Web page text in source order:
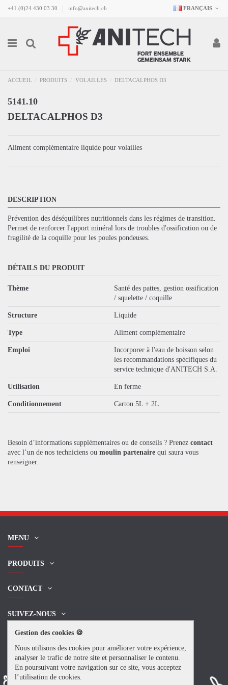
+41 (0)24 430 03 30 info@anitech.ch FRANÇAIS
ACCUEIL PRODUITS VOLAILLES DELTACALPHOS D3
5141.10
DELTACALPHOS D3
Aliment complémentaire liquide pour volailles
DESCRIPTION
Prévention des déséquilibres nutritionnels dans les régimes de transition.
Permet de renforcer l'apport minéral lors de troubles d'ossification ou de
fragilité de la coquille pour les poules pondeuses.
DÉTAILS DU PRODUIT
Thème
Santé des pattes, gestion ossification
/ squelette / coquille
Structure Liquide
Type Aliment complémentaire
Emploi
Incorporer à l'eau de boisson selon
les recommandations spécifiques du
service technique d'ANITECH S.A.
Utilisation En ferme
Conditionnement Carton 5L + 2L
Besoin d’informations supplémentaires ou de conseils ? Prenez contact
avec l’un de nos techniciens ou moulin partenaire qui saura vous
renseigner.
MENU
PRODUITS
CONTACT
SUIVEZ-NOUS
Gestion des cookies 🍪
Nous utilisons des cookies pour améliorer votre expérience,
analyser le trafic de notre site et personnaliser le contenu.
En poursuivant votre navigation sur ce site, vous acceptez
l’utilisation de cookies.